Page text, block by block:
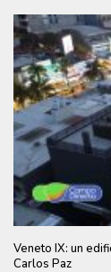
Veneto IX: un
Carlos Paz